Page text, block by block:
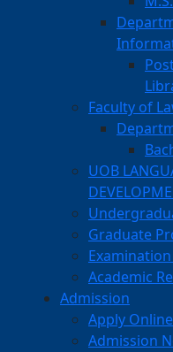
Faculty of
UOB
Graduate
Academic
Admission
Apply Online
Admission